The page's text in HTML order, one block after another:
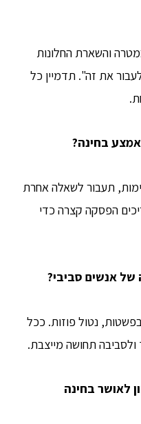
והשארת החלונות
את זה". תדמיין כל
בחינה?
תעבור לשאלה אחרת
הפסקה קצרה כדי
אנשים סביבי?
נטול פוזות. ככל
ולסביבה תחושה מייצבת.
לאושר בחינה